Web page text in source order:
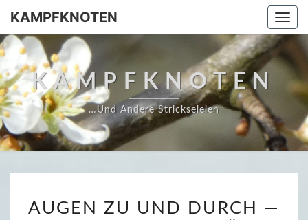
Skip
content
KAMPFKNOTEN
KAMPFKNOTEN
…und Andere Strickseleien
U
AUGEN ZU UND DURCH —